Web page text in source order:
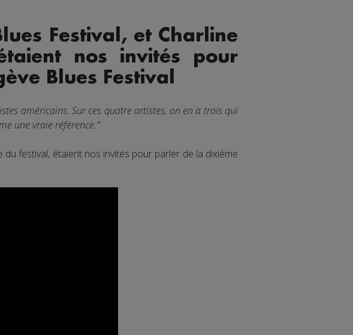
Festival, et Charline
nos invités pour
Blues Festival
américains. Sur ces quatre artistes, on en a trois qui
une vraie référence."
festival, étaient nos invités pour parler de la dixième